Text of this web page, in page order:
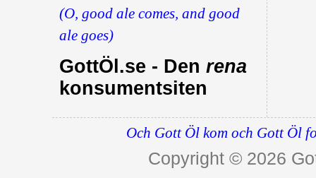
(O, good ale comes, and good
ale goes)
GottÖl.se - Den rena
konsumentsiten
Och Gott Öl kom och Gott Öl
Copyright © 2026